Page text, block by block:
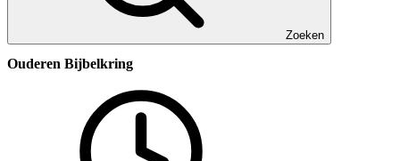
Zoeken
Ouderen Bijbelkring